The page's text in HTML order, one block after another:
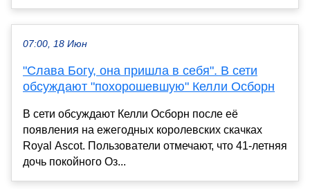
07:00, 18 Июн
"Слава Богу, она пришла в себя". В сети
обсуждают "похорошевшую" Келли Осборн
В сети обсуждают Келли Осборн после её
появления на ежегодных королевских скачках
Royal Ascot. Пользователи отмечают, что 41-летняя
дочь покойного Оз...